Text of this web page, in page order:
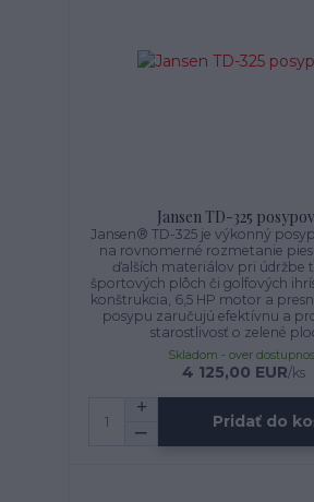
Jansen TD-325
Jansen® TD-325 je výkonný
na rovnomerné rozmetanie
ďalších materiálov pri údržbe
športových plôch či golfových
konštrukcia, 6,5 HP motor a
posypu zaručujú efektívnu a
starostlivosť o zelené
4 125,00 EUR/ks
Skladom - over
Pridať do